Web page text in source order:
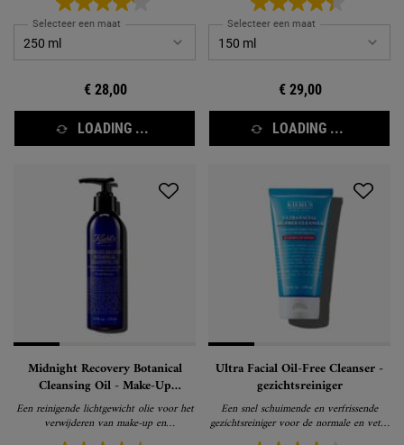
Selecteer een maat
€ 28,00
LOADING ...
Selecteer een maat
€ 29,00
LOADING ...
Midnight Recovery Botanical
Cleansing Oil - Make-Up
Remover
Een reinigende lichtgewicht olie voor het
verwijderen van make-up en
onzuiverheden
Ultra Facial Oil-Free Cleanser -
gezichtsreiniger
Een snel schuimende en verfrissende
gezichtsreiniger voor de normale en vette
huid.